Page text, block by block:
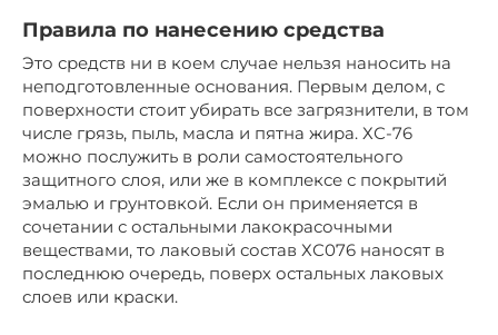
Правила по нанесению средства
Это средств ни в коем случае нельзя наносить на
неподготовленные основания. Первым делом, с
поверхности стоит убирать все загрязнители, в том
числе грязь, пыль, масла и пятна жира. ХС-76
можно послужить в роли самостоятельного
защитного слоя, или же в комплексе с покрытий
эмалью и грунтовкой. Если он применяется в
сочетании с остальными лакокрасочными
веществами, то лаковый состав ХС076 наносят в
последнюю очередь, поверх остальных лаковых
слоев или краски.